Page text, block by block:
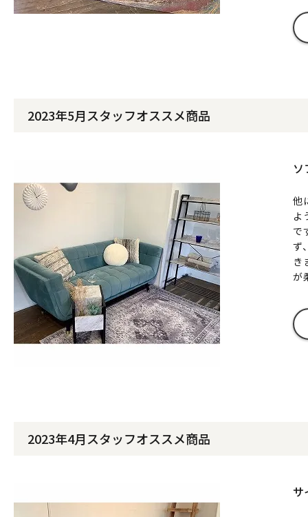
2023年5月スタッフオススメ商品
他
よ
で
ず
き
が
2023年4月スタッフオススメ商品